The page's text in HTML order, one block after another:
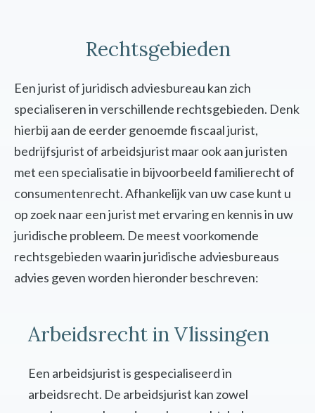
Rechtsgebieden
Een jurist of juridisch adviesbureau kan zich
specialiseren in verschillende rechtsgebieden. Denk
hierbij aan de eerder genoemde fiscaal jurist,
bedrijfsjurist of arbeidsjurist maar ook aan juristen
met een specialisatie in bijvoorbeeld familierecht of
consumentenrecht. Afhankelijk van uw case kunt u
op zoek naar een jurist met ervaring en kennis in uw
juridische probleem. De meest voorkomende
rechtsgebieden waarin juridische adviesbureaus
advies geven worden hieronder beschreven:
Arbeidsrecht in Vlissingen
Een arbeidsjurist is gespecialiseerd in
arbeidsrecht. De arbeidsjurist kan zowel